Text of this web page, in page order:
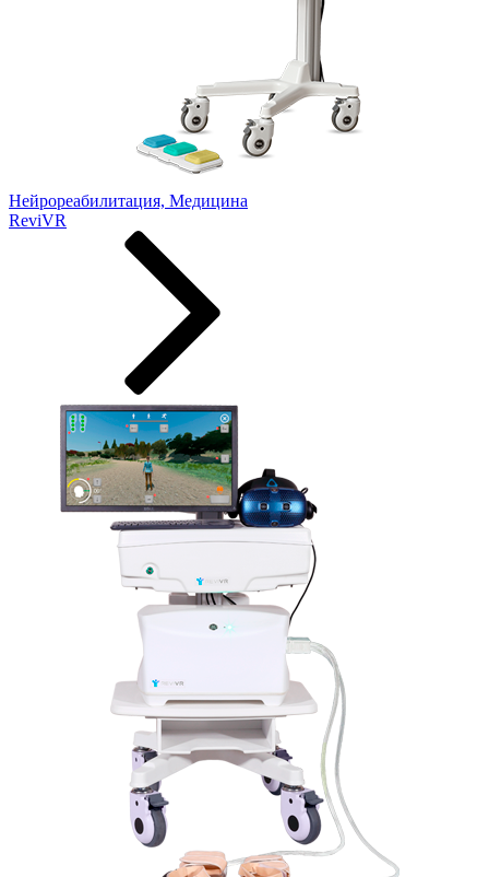
Нейрореабилитация, Медицина
ReviVR